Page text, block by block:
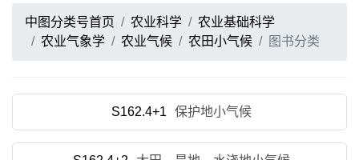
中图分类号首页 农业科学
农业基础科学
农业气象学
农业气候 农田小气候 图书分类
S162.4+1 保护地小气候